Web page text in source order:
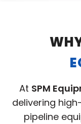
At SPM
delivering
pipeline